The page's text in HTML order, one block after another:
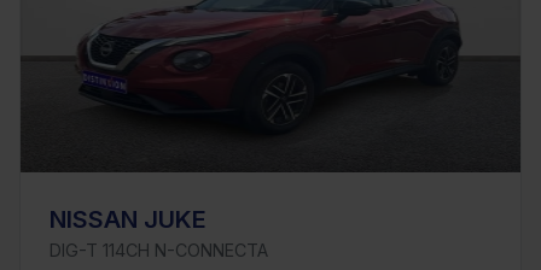
NISSAN JUKE
DIG-T 114CH N-CONNECTA